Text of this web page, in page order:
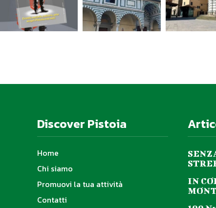
Discover Pistoia
Home
Chi siamo
Promuovi la tua attività
Contatti
IN